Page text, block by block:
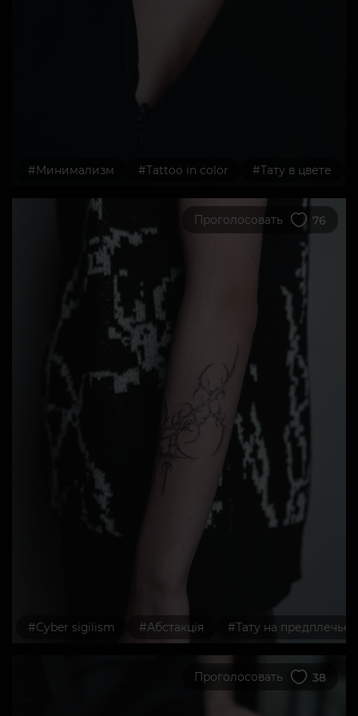
#Минимализм #Tattoo in color #Тату в цвете
Проголосовать 76
#Cyber sigilism #Абстакція #Тату на предплечье
Проголосовать 38